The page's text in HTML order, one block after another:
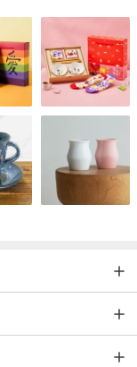
key holster is
errors
keys are only
the induction signal,
to start ignition‼
an opening,
yourself.